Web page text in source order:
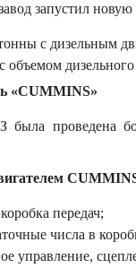
запустил
с дизельным
«CUMMINS»
была проведена
передач;
числа в
управление,